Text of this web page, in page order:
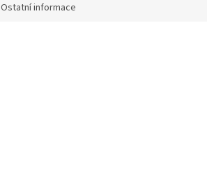
Ostatní informace